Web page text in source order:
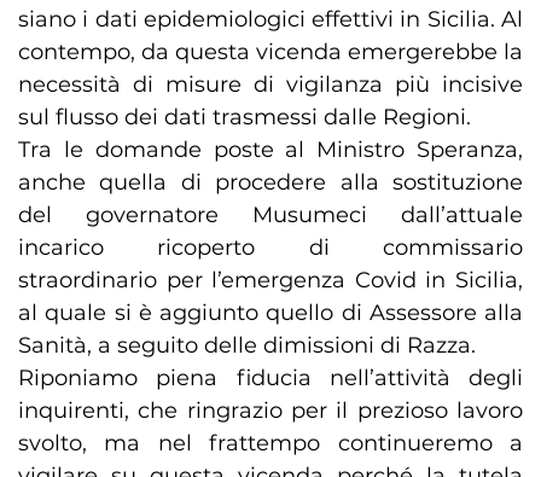
siano i dati epidemiologici effettivi in Sicilia. Al
contempo, da questa vicenda emergerebbe la
necessità di misure di vigilanza più incisive
sul flusso dei dati trasmessi dalle Regioni.
Tra le domande poste al Ministro Speranza,
anche quella di procedere alla sostituzione
del governatore Musumeci dall’attuale
incarico ricoperto di commissario
straordinario per l’emergenza Covid in Sicilia,
al quale si è aggiunto quello di Assessore alla
Sanità, a seguito delle dimissioni di Razza.
Riponiamo piena fiducia nell’attività degli
inquirenti, che ringrazio per il prezioso lavoro
svolto, ma nel frattempo continueremo a